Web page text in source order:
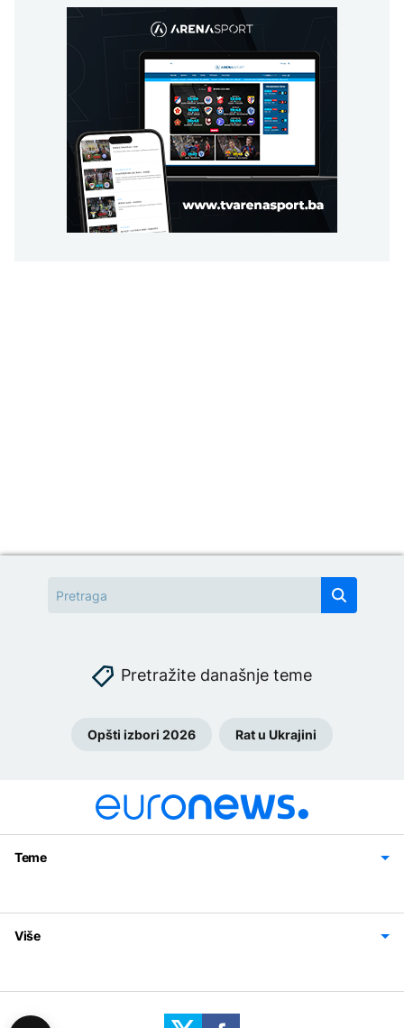
Pretražite današnje teme
Opšti izbori 2026 Rat u Ukrajini
Teme
Svijet
Sport
Magazin
Više
Politika privatnosti
Uslovi korišćenja